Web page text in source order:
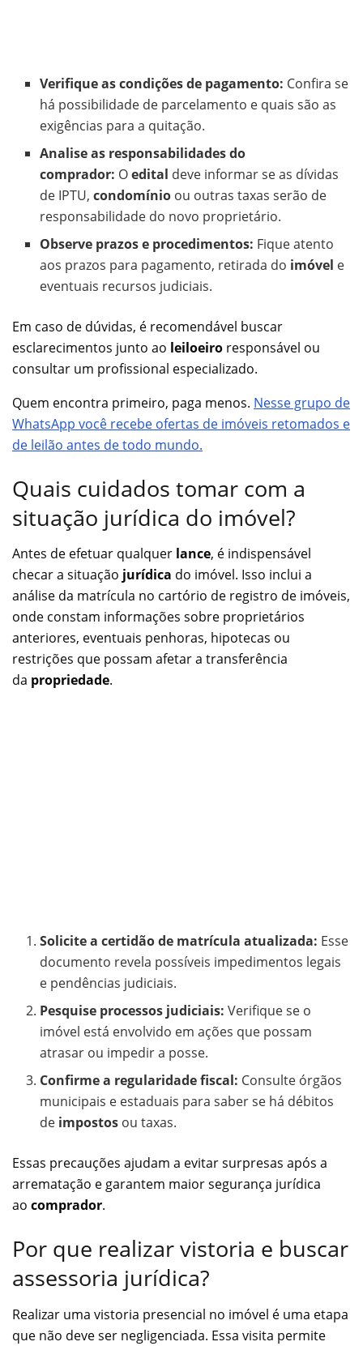
Verifique as condições de pagamento: Confira se
há possibilidade de parcelamento e quais são as
exigências para a quitação.
Analise as responsabilidades do
comprador: Oedital deve informar se as dívidas
de IPTU,condomínio ou outras taxas serão de
responsabilidade do novo proprietário.
Observe prazos e procedimentos: Fique atento
aos prazos para pagamento, retirada do imóvel e
eventuais recursos judiciais.
Em caso de dúvidas, é recomendável buscar
esclarecimentos junto ao leiloeiro responsável ou
consultar um profissional especializado.
Quem encontra primeiro, paga menos. Nesse grupo de
WhatsApp você recebe ofertas de imóveis retomados e
de leilão antes de todo mundo.
Quais cuidados tomar com a
situação jurídica do imóvel?
Antes de efetuar qualquer lance, é indispensável
checar a situação jurídica do imóvel. Isso inclui a
análise da matrícula no cartório de registro de imóveis,
onde constam informações sobre proprietários
anteriores, eventuais penhoras, hipotecas ou
restrições que possam afetar a transferência
da propriedade.
Solicite a certidão de matrícula atualizada: Esse
documento revela possíveis impedimentos legais
e pendências judiciais.
Pesquise processos judiciais: Verifique se o
imóvel está envolvido em ações que possam
atrasar ou impedir a posse.
Confirme a regularidade fiscal: Consulte órgãos
municipais e estaduais para saber se há débitos
de impostos ou taxas.
Essas precauções ajudam a evitar surpresas após a
arrematação e garantem maior segurança jurídica
ao comprador.
Por que realizar vistoria e buscar
assessoria jurídica?
Realizar uma vistoria presencial no imóvel é uma etapa
que não deve ser negligenciada. Essa visita permite